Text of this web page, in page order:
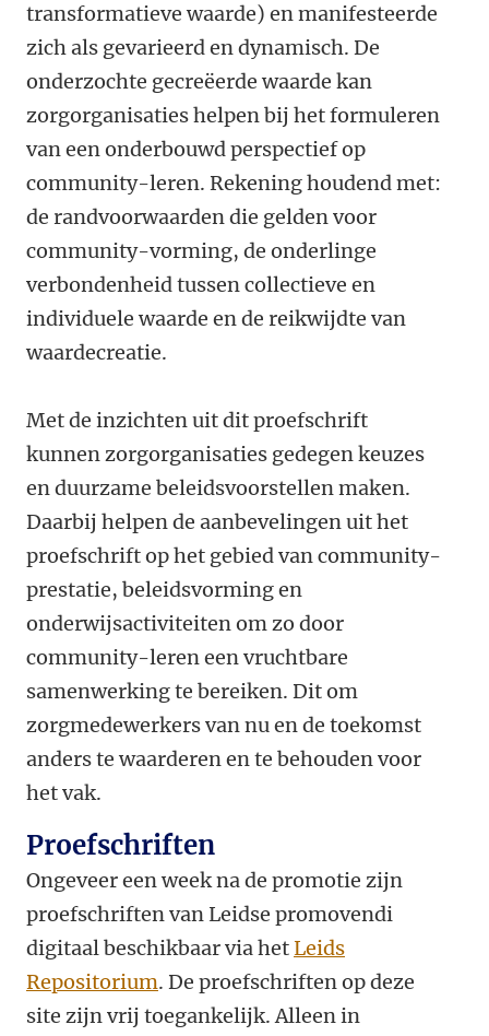
transformatieve waarde) en manifesteerde
zich als gevarieerd en dynamisch. De
onderzochte gecreëerde waarde kan
zorgorganisaties helpen bij het formuleren
van een onderbouwd perspectief op
community-leren. Rekening houdend met:
de randvoorwaarden die gelden voor
community-vorming, de onderlinge
verbondenheid tussen collectieve en
individuele waarde en de reikwijdte van
waardecreatie.
Met de inzichten uit dit proefschrift
kunnen zorgorganisaties gedegen keuzes
en duurzame beleidsvoorstellen maken.
Daarbij helpen de aanbevelingen uit het
proefschrift op het gebied van community-
prestatie, beleidsvorming en
onderwijsactiviteiten om zo door
community-leren een vruchtbare
samenwerking te bereiken. Dit om
zorgmedewerkers van nu en de toekomst
anders te waarderen en te behouden voor
het vak.
Proefschriften
Ongeveer een week na de promotie zijn
proefschriften van Leidse promovendi
digitaal beschikbaar via hetLeids
Repositorium. De proefschriften op deze
site zijn vrij toegankelijk. Alleen in